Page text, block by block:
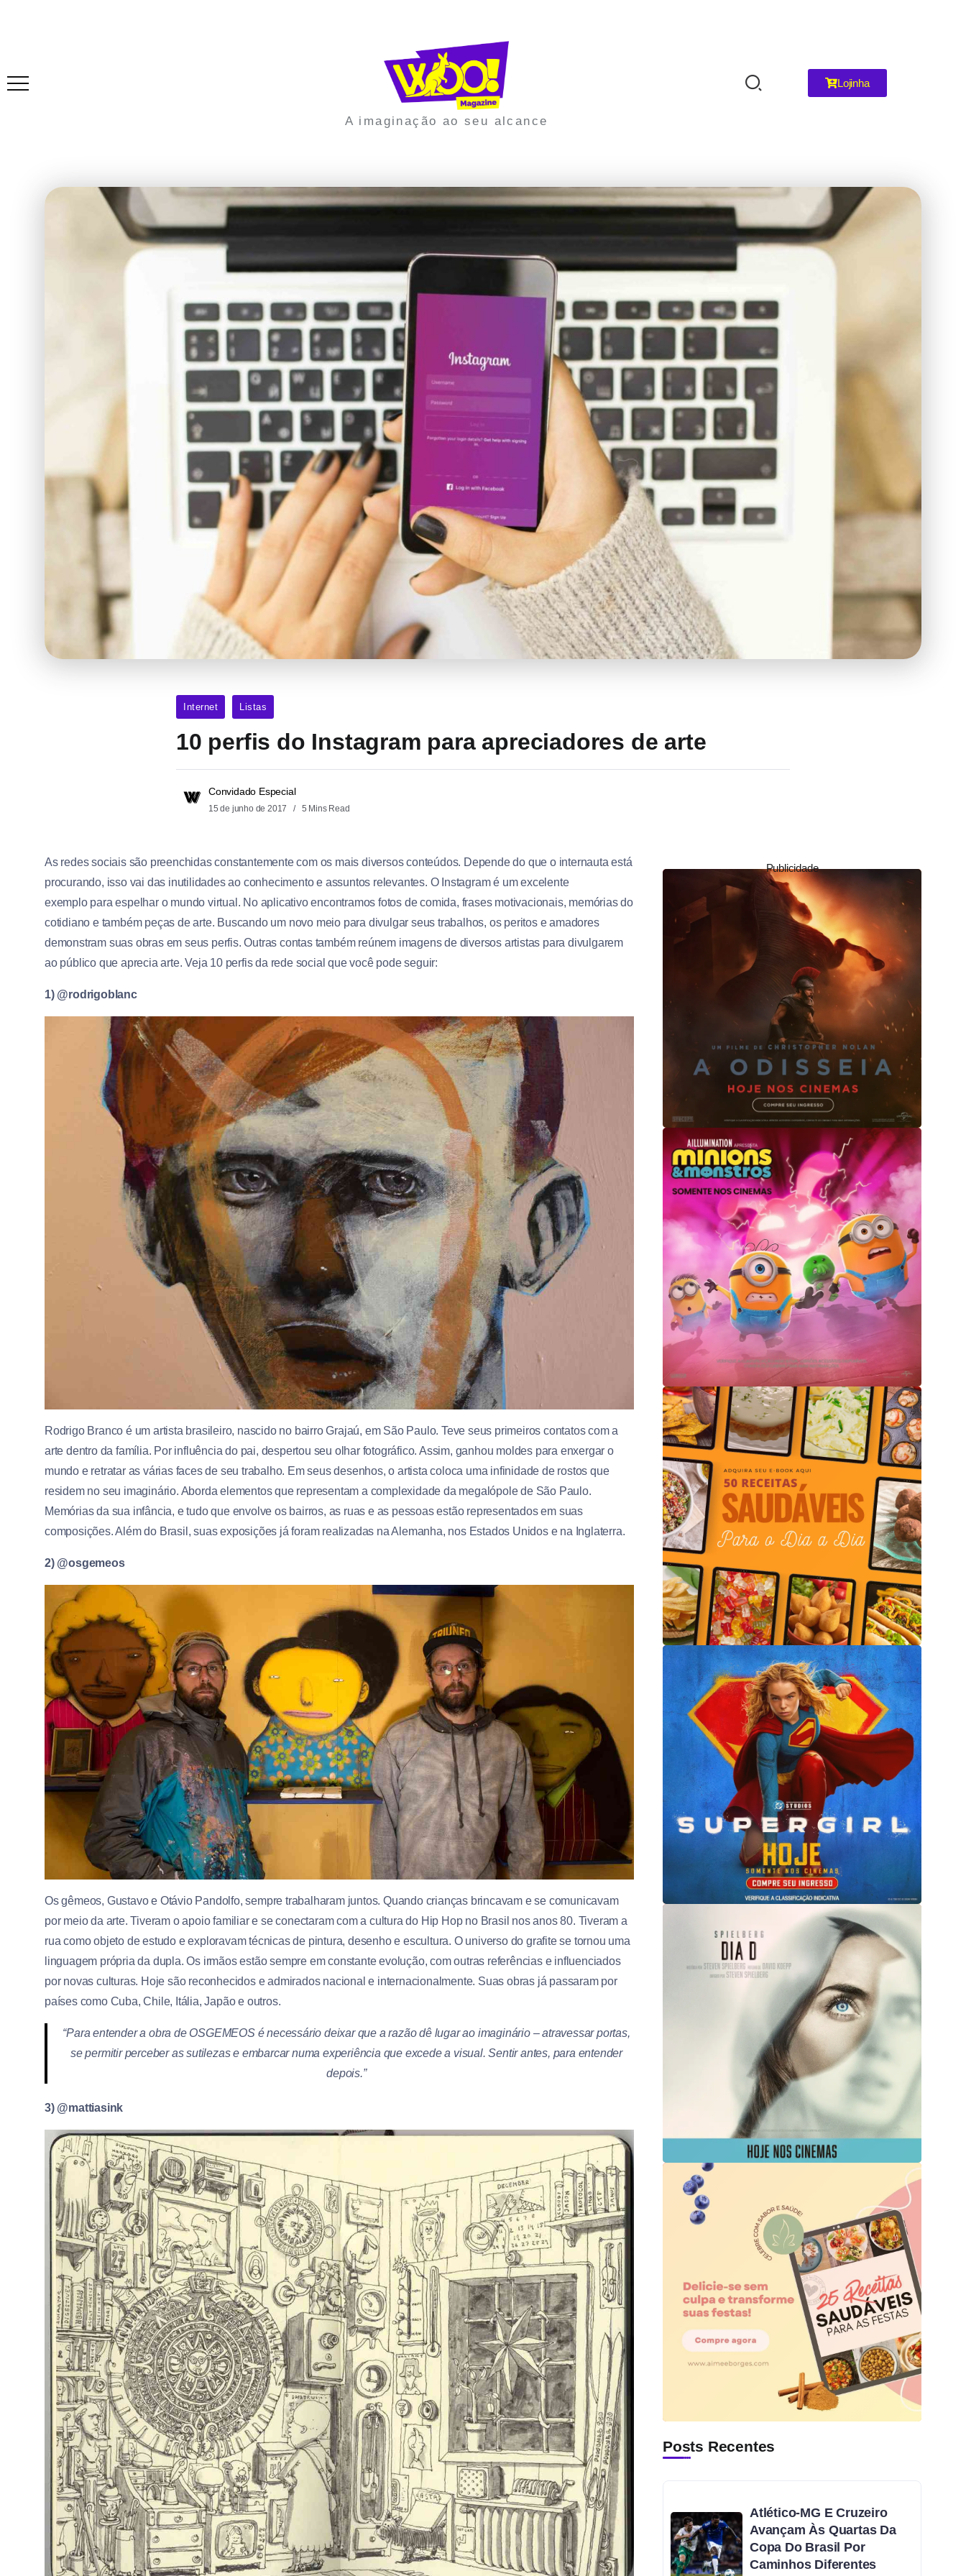
A imaginação ao seu alcance
Lojinha
Internet Listas
10 perfis do Instagram para apreciadores de arte
Convidado Especial
15 de junho de 2017 5 Mins Read
As redes sociais são preenchidas constantemente com os mais diversos conteúdos. Depende do que o internauta está
procurando, isso vai das inutilidades ao conhecimento e assuntos relevantes. O Instagram é um excelente
exemplo para espelhar o mundo virtual. No aplicativo encontramos fotos de comida, frases motivacionais, memórias do
cotidiano e também peças de arte. Buscando um novo meio para divulgar seus trabalhos, os peritos e amadores
demonstram suas obras em seus perfis. Outras contas também reúnem imagens de diversos artistas para divulgarem
ao público que aprecia arte. Veja 10 perfis da rede social que você pode seguir:
1) @rodrigoblanc
Rodrigo Branco é um artista brasileiro, nascido no bairro Grajaú, em São Paulo. Teve seus primeiros contatos com a
arte dentro da família. Por influência do pai, despertou seu olhar fotográfico. Assim, ganhou moldes para enxergar o
mundo e retratar as várias faces de seu trabalho. Em seus desenhos, o artista coloca uma infinidade de rostos que
residem no seu imaginário. Aborda elementos que representam a complexidade da megalópole de São Paulo.
Memórias da sua infância, e tudo que envolve os bairros, as ruas e as pessoas estão representados em suas
composições. Além do Brasil, suas exposições já foram realizadas na Alemanha, nos Estados Unidos e na Inglaterra.
2) @osgemeos
Os gêmeos, Gustavo e Otávio Pandolfo, sempre trabalharam juntos. Quando crianças brincavam e se comunicavam
por meio da arte. Tiveram o apoio familiar e se conectaram com a cultura do Hip Hop no Brasil nos anos 80. Tiveram a
rua como objeto de estudo e exploravam técnicas de pintura, desenho e escultura. O universo do grafite se tornou uma
linguagem própria da dupla. Os irmãos estão sempre em constante evolução, com outras referências e influenciados
por novas culturas. Hoje são reconhecidos e admirados nacional e internacionalmente. Suas obras já passaram por
países como Cuba, Chile, Itália, Japão e outros.
“Para entender a obra de OSGEMEOS é necessário deixar que a razão dê lugar ao imaginário – atravessar portas,
se permitir perceber as sutilezas e embarcar numa experiência que excede a visual. Sentir antes, para entender
depois.”
3) @mattiasink
Publicidade
Posts Recentes
Atlético-MG E Cruzeiro
Avançam Às Quartas Da
Copa Do Brasil Por
Caminhos Diferentes